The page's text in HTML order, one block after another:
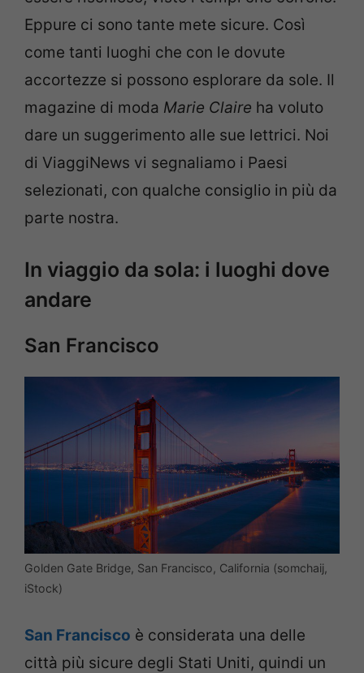
Eppure ci sono tante mete sicure. Così
come tanti luoghi che con le dovute
accortezze si possono esplorare da sole. Il
magazine di moda Marie Claire ha voluto
dare un suggerimento alle sue lettrici. Noi
di ViaggiNews vi segnaliamo i Paesi
selezionati, con qualche consiglio in più da
parte nostra.
In viaggio da sola: i luoghi dove
andare
San Francisco
Golden Gate Bridge, San Francisco, California (somchaij,
iStock)
San Francisco è considerata una delle
città più sicure degli Stati Uniti, quindi un